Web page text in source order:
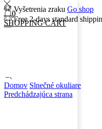
Vyšetrenia zraku Go shop
Free 2-days standard
0
SHOPPING CART
Domov Slnečné okuliare
Predchádzajúca strana